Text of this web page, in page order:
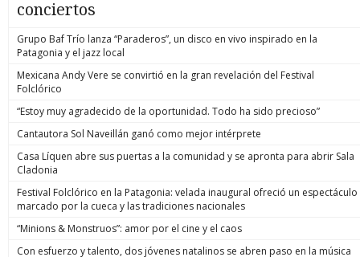
conciertos
Grupo Baf Trío lanza “Paraderos”, un disco en vivo inspirado en la
Patagonia y el jazz local
Mexicana Andy Vere se convirtió en la gran revelación del Festival
Folclórico
“Estoy muy agradecido de la oportunidad. Todo ha sido precioso”
Cantautora Sol Naveillán ganó como mejor intérprete
Casa Líquen abre sus puertas a la comunidad y se apronta para abrir Sala
Cladonia
Festival Folclórico en la Patagonia: velada inaugural ofreció un espectáculo
marcado por la cueca y las tradiciones nacionales
“Minions & Monstruos”: amor por el cine y el caos
Con esfuerzo y talento, dos jóvenes natalinos se abren paso en la música